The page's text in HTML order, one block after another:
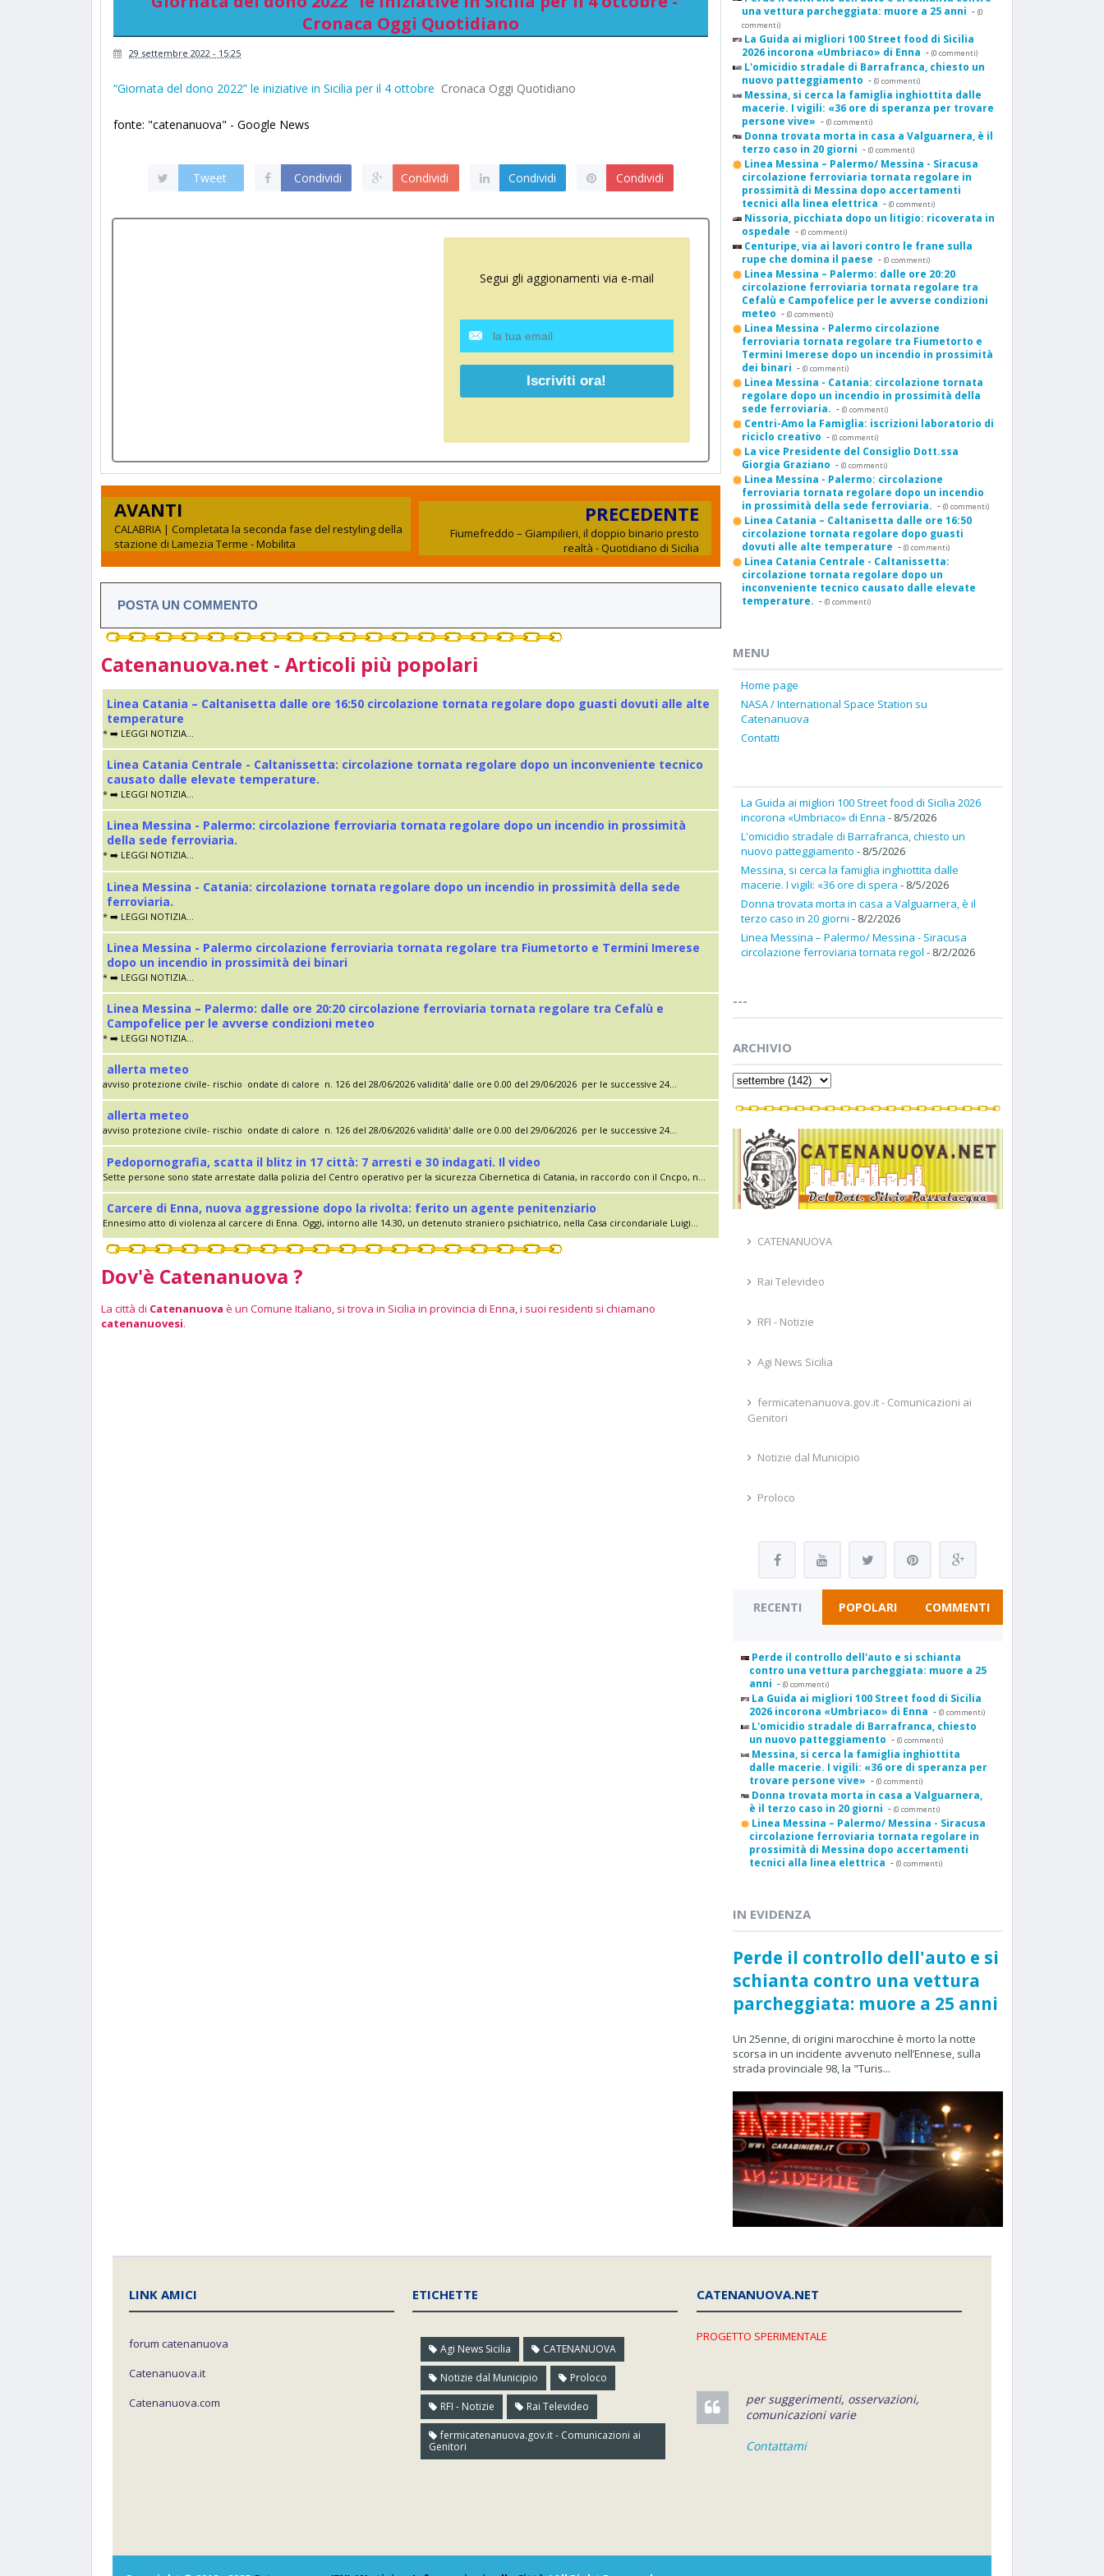
Cronaca Oggi Quotidiano
29 settembre 2022 - 15:25
“Giornata del dono 2022” le iniziative in Sicilia per il 4 ottobre Cronaca Oggi Quotidiano
fonte: "catenanuova" - Google News
Tweet Condividi Condividi Condividi Condividi
Segui gli aggionamenti via e-mail
AVANTI
CALABRIA | Completata la seconda fase del restyling della
stazione di Lamezia Terme - Mobilita
PRECEDENTE
Fiumefreddo – Giampilieri, il doppio binario presto
realtà - Quotidiano di Sicilia
POSTA UN COMMENTO
Catenanuova.net - Articoli più popolari
Linea Catania – Caltanisetta dalle ore 16:50 circolazione tornata regolare dopo guasti dovuti alle alte
temperature
* ➡️ LEGGI NOTIZIA...
Linea Catania Centrale - Caltanissetta: circolazione tornata regolare dopo un inconveniente tecnico
causato dalle elevate temperature.
* ➡️ LEGGI NOTIZIA...
Linea Messina - Palermo: circolazione ferroviaria tornata regolare dopo un incendio in prossimità
della sede ferroviaria.
* ➡️ LEGGI NOTIZIA...
Linea Messina - Catania: circolazione tornata regolare dopo un incendio in prossimità della sede
ferroviaria.
* ➡️ LEGGI NOTIZIA...
Linea Messina - Palermo circolazione ferroviaria tornata regolare tra Fiumetorto e Termini Imerese
dopo un incendio in prossimità dei binari
* ➡️ LEGGI NOTIZIA...
Linea Messina – Palermo: dalle ore 20:20 circolazione ferroviaria tornata regolare tra Cefalù e
Campofelice per le avverse condizioni meteo
* ➡️ LEGGI NOTIZIA...
allerta meteo
avviso protezione civile- rischio ondate di calore n. 126 del 28/06/2026 validità' dalle ore 0.00 del 29/06/2026 per le successive 24...
allerta meteo
avviso protezione civile- rischio ondate di calore n. 126 del 28/06/2026 validità' dalle ore 0.00 del 29/06/2026 per le successive 24...
Pedopornografia, scatta il blitz in 17 città: 7 arresti e 30 indagati. Il video
Sette persone sono state arrestate dalla polizia del Centro operativo per la sicurezza Cibernetica di Catania, in raccordo con il Cncpo, n...
Carcere di Enna, nuova aggressione dopo la rivolta: ferito un agente penitenziario
Ennesimo atto di violenza al carcere di Enna. Oggi, intorno alle 14.30, un detenuto straniero psichiatrico, nella Casa circondariale Luigi...
Dov'è Catenanuova ?
La città di Catenanuova è un Comune Italiano, si trova in Sicilia in provincia di Enna, i suoi residenti si chiamano
catenanuovesi.
una vettura parcheggiata: muore a 25 anni - (0
commenti)
La Guida ai migliori 100 Street food di Sicilia
2026 incorona «Umbriaco» di Enna - (0 commenti)
L'omicidio stradale di Barrafranca, chiesto un
nuovo patteggiamento - (0 commenti)
Messina, si cerca la famiglia inghiottita dalle
macerie. I vigili: «36 ore di speranza per trovare
persone vive» - (0 commenti)
Donna trovata morta in casa a Valguarnera, è il
terzo caso in 20 giorni - (0 commenti)
Linea Messina – Palermo/ Messina - Siracusa
circolazione ferroviaria tornata regolare in
prossimità di Messina dopo accertamenti
tecnici alla linea elettrica - (0 commenti)
Nissoria, picchiata dopo un litigio: ricoverata in
ospedale - (0 commenti)
Centuripe, via ai lavori contro le frane sulla
rupe che domina il paese - (0 commenti)
Linea Messina – Palermo: dalle ore 20:20
circolazione ferroviaria tornata regolare tra
Cefalù e Campofelice per le avverse condizioni
meteo - (0 commenti)
Linea Messina - Palermo circolazione
ferroviaria tornata regolare tra Fiumetorto e
Termini Imerese dopo un incendio in prossimità
dei binari - (0 commenti)
Linea Messina - Catania: circolazione tornata
regolare dopo un incendio in prossimità della
sede ferroviaria. - (0 commenti)
Centri-Amo la Famiglia: iscrizioni laboratorio di
riciclo creativo - (0 commenti)
La vice Presidente del Consiglio Dott.ssa
Giorgia Graziano - (0 commenti)
Linea Messina - Palermo: circolazione
ferroviaria tornata regolare dopo un incendio
in prossimità della sede ferroviaria. - (0 commenti)
Linea Catania – Caltanisetta dalle ore 16:50
circolazione tornata regolare dopo guasti
dovuti alle alte temperature - (0 commenti)
Linea Catania Centrale - Caltanissetta:
circolazione tornata regolare dopo un
inconveniente tecnico causato dalle elevate
temperature. - (0 commenti)
MENU
Home page
NASA / International Space Station su
Catenanuova
Contatti
La Guida ai migliori 100 Street food di Sicilia 2026
incorona «Umbriaco» di Enna - 8/5/2026
L'omicidio stradale di Barrafranca, chiesto un
nuovo patteggiamento - 8/5/2026
Messina, si cerca la famiglia inghiottita dalle
macerie. I vigili: «36 ore di spera - 8/5/2026
Donna trovata morta in casa a Valguarnera, è il
terzo caso in 20 giorni - 8/2/2026
Linea Messina – Palermo/ Messina - Siracusa
circolazione ferroviaria tornata regol - 8/2/2026
---
ARCHIVIO
CATENANUOVA
Rai Televideo
RFI - Notizie
Agi News Sicilia
fermicatenanuova.gov.it - Comunicazioni ai
Genitori
Notizie dal Municipio
Proloco
RECENTI POPOLARI COMMENTI
Perde il controllo dell'auto e si schianta
contro una vettura parcheggiata: muore a 25
anni - (0 commenti)
La Guida ai migliori 100 Street food di Sicilia
2026 incorona «Umbriaco» di Enna - (0 commenti)
L'omicidio stradale di Barrafranca, chiesto
un nuovo patteggiamento - (0 commenti)
Messina, si cerca la famiglia inghiottita
dalle macerie. I vigili: «36 ore di speranza per
trovare persone vive» - (0 commenti)
Donna trovata morta in casa a Valguarnera,
è il terzo caso in 20 giorni - (0 commenti)
Linea Messina – Palermo/ Messina - Siracusa
circolazione ferroviaria tornata regolare in
prossimità di Messina dopo accertamenti
tecnici alla linea elettrica - (0 commenti)
IN EVIDENZA
Perde il controllo dell'auto e si
schianta contro una vettura
parcheggiata: muore a 25 anni
Un 25enne, di origini marocchine è morto la notte
scorsa in un incidente avvenuto nell’Ennese, sulla
strada provinciale 98, la "Turis...
LINK AMICI
forum catenanuova
Catenanuova.it
Catenanuova.com
ETICHETTE
Agi News Sicilia CATENANUOVA
Notizie dal Municipio Proloco
RFI - Notizie Rai Televideo
fermicatenanuova.gov.it - Comunicazioni ai
Genitori
CATENANUOVA.NET
PROGETTO SPERIMENTALE
per suggerimenti, osservazioni,
comunicazioni varie
Contattami